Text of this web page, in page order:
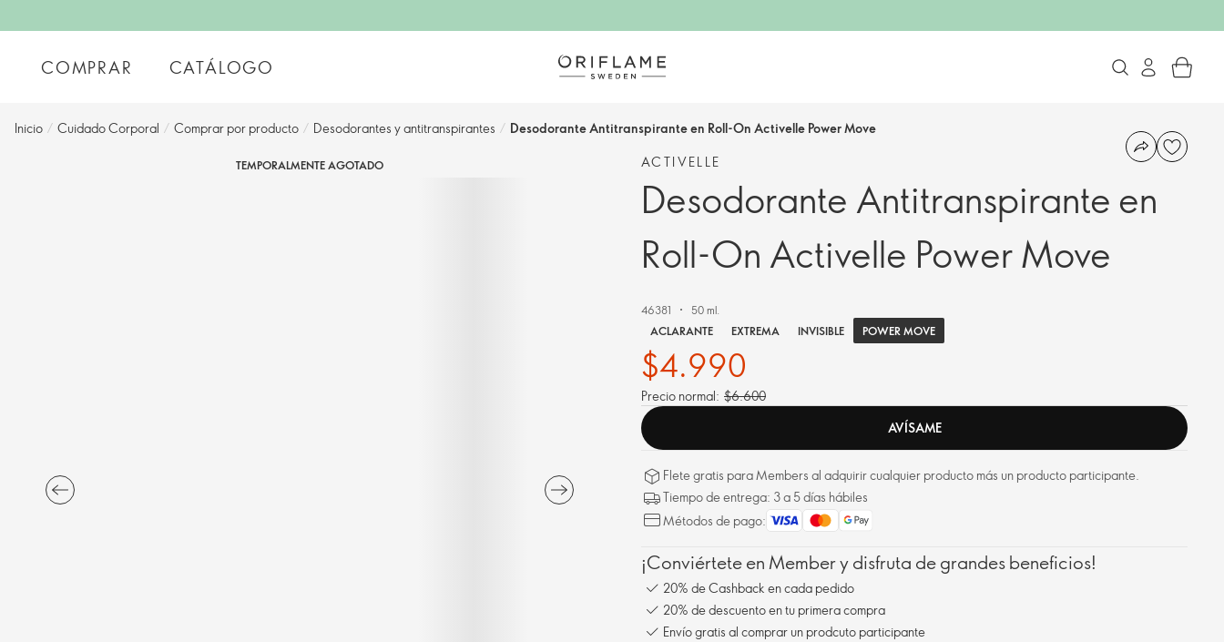
COMPRAR CATÁLOGO
Inicio / Cuidado Corporal / Comprar por producto / Desodorantes y antitranspirantes / Desodorante Antitranspirante en Roll-On Activelle Power Move
TEMPORALMENTE AGOTADO ACTIVELLE
Desodorante Antitranspirante en
Roll-On Activelle Power Move
46381
50 ml.
ACLARANTE
EXTREMA INVISIBLE POWER MOVE
$4.990
Precio normal: $6.600
AVÍSAME
Flete gratis para Members al adquirir cualquier producto más un producto participante.
Tiempo de entrega: 3 a 5 días hábiles
Métodos de pago:
¡Conviértete en Member y disfruta de grandes beneficios!
20% de Cashback en cada pedido
20% de descuento en tu primera compra
Envío gratis al comprar un prodcuto participante